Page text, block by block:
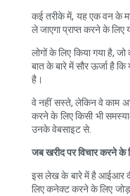
कई तरीके में, यह एक वन के
ले जाएगा प्राप्त करने के
लोगों के लिए किया गया है,
बात के बारे में सौर ऊर्जा है
है।
वे नहीं सस्ते, लेकिन वे काम
करने के लिए किसी भी
उनके वेबसाइट से.
जब खरीद पर विचार करने के
इस लेख के बारे में है आईआर
लिए कनेक्ट करने के लिए